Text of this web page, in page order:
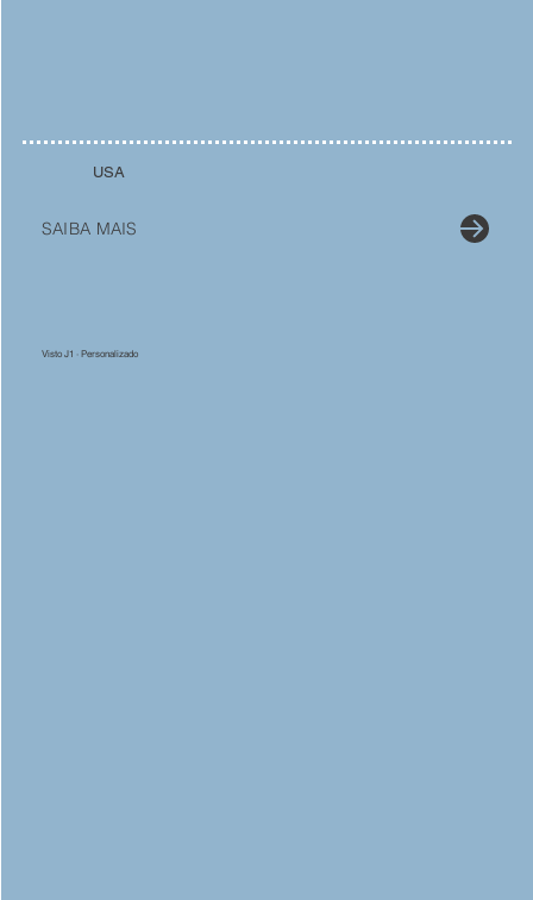
SAIBA MAIS
USA
Visto J1 · Personalizado